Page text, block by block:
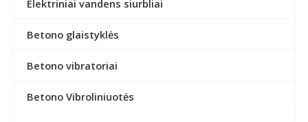
Elektriniai vandens siurbliai
Betono glaistyklės
Betono vibratoriai
Betono Vibroliniuotės